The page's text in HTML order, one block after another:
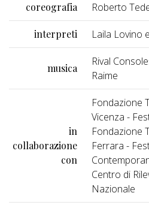
coreografia Roberto
interpreti Laila Lovino
musica
Rival
Raime
in
collaborazione
con
Fondazione
Vicenza -
Fondazione
Ferrara -
Centro di
Nazionale